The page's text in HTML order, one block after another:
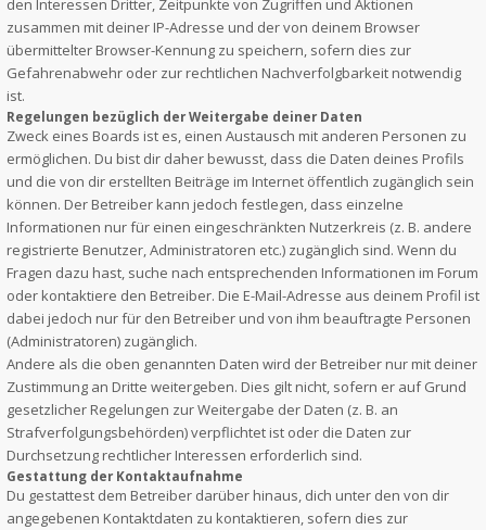
den Interessen Dritter, Zeitpunkte von Zugriffen und Aktionen
zusammen mit deiner IP-Adresse und der von deinem Browser
übermittelter Browser-Kennung zu speichern, sofern dies zur
Gefahrenabwehr oder zur rechtlichen Nachverfolgbarkeit notwendig
ist.
Regelungen bezüglich der Weitergabe deiner Daten
Zweck eines Boards ist es, einen Austausch mit anderen Personen zu
ermöglichen. Du bist dir daher bewusst, dass die Daten deines Profils
und die von dir erstellten Beiträge im Internet öffentlich zugänglich sein
können. Der Betreiber kann jedoch festlegen, dass einzelne
Informationen nur für einen eingeschränkten Nutzerkreis (z. B. andere
registrierte Benutzer, Administratoren etc.) zugänglich sind. Wenn du
Fragen dazu hast, suche nach entsprechenden Informationen im Forum
oder kontaktiere den Betreiber. Die E-Mail-Adresse aus deinem Profil ist
dabei jedoch nur für den Betreiber und von ihm beauftragte Personen
(Administratoren) zugänglich.
Andere als die oben genannten Daten wird der Betreiber nur mit deiner
Zustimmung an Dritte weitergeben. Dies gilt nicht, sofern er auf Grund
gesetzlicher Regelungen zur Weitergabe der Daten (z. B. an
Strafverfolgungsbehörden) verpflichtet ist oder die Daten zur
Durchsetzung rechtlicher Interessen erforderlich sind.
Gestattung der Kontaktaufnahme
Du gestattest dem Betreiber darüber hinaus, dich unter den von dir
angegebenen Kontaktdaten zu kontaktieren, sofern dies zur